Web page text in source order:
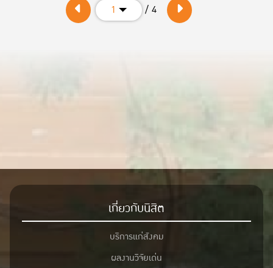
1 / 4
เกี่ยวกับนิสิต
บริการแก่สังคม
ผลงานวิจัยเด่น